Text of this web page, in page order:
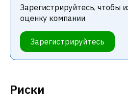
Риски
Зарегистрируйтесь, чтобы
оценку компании
Зарегистрируйтесь